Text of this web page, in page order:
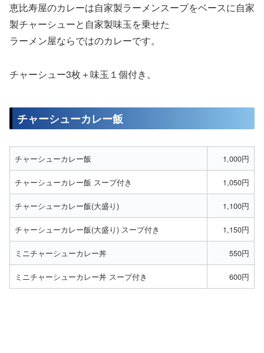
恵比寿屋のカレーは自家製ラーメンスープをベースに自家
製チャーシューと自家製味玉を乗せた
ラーメン屋ならではのカレーです。
チャーシュー3枚＋味玉１個付き。
チャーシューカレー飯
チャーシューカレー飯 1,000円
チャーシューカレー飯 スープ付き 1,050円
チャーシューカレー飯(大盛り) 1,100円
チャーシューカレー飯(大盛り) スープ付き 1,150円
ミニチャーシューカレー丼 550円
ミニチャーシューカレー丼 スープ付き 600円